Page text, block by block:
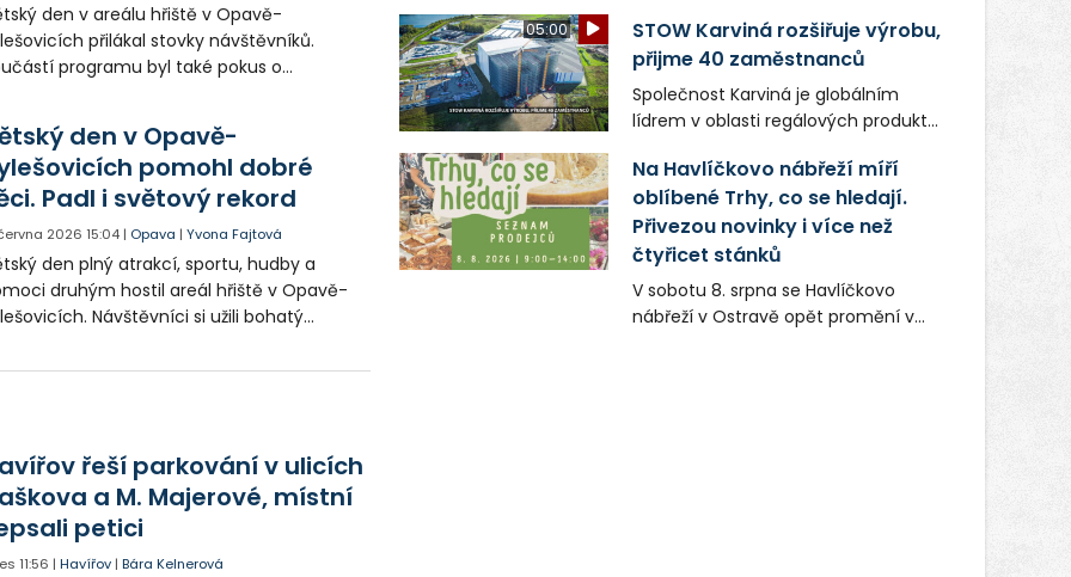
den v areálu hřiště v Opavě-
přilákal stovky návštěvníků.
programu byl také pokus o
snů.
den v Opavě-
pomohl dobré
Padl i světový rekord
2026 15:04 | Opava |Yvona Fajtová
den plný atrakcí, sportu, hudby a
druhým hostil areál hřiště v Opavě-
Návštěvníci si užili bohatý
charitativní projekty. Velkým lákadlem se
řeší parkování v ulicích
a M. Majerové, místní
petici
11:56 |Havířov |Bára Kelnerová
v novém filmu Bojovník, který vstoupí
do kin už 13. srpna. Režiséři Vojtěch
Frič a Tomáš Dianiška si
moravskoslezskou metropoli
nevybrali náhodou – její syrová
atmosféra se stala přirozenou
součástí příběhu bývalého
boxerského šampiona Hoffa (Milan
Ondrík), jenž se po letech vrací do
světa vrcholových zápasů, tentokrát
v MMA.
05:00
STOW Karviná rozšiřuje výrobu,
přijme 40 zaměstnanců
Společnost Karviná je globálním
lídrem v oblasti regálových produktů
zaměstnavatelem na Karvinsku a
firmou s obrovským potenciálem.
Na Havlíčkovo nábřeží míří
oblíbené Trhy, co se hledají.
Přivezou novinky i více než
čtyřicet stánků
V sobotu 8. srpna se Havlíčkovo
nábřeží v Ostravě opět promění v